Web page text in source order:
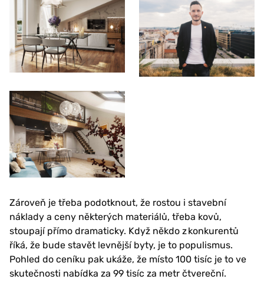
Zároveň je třeba podotknout, že rostou i stavební
náklady a ceny některých materiálů, třeba kovů,
stoupají přímo dramaticky. Když někdo z konkurentů
říká, že bude stavět levnější byty, je to populismus.
Pohled do ceníku pak ukáže, že místo 100 tisíc je to ve
skutečnosti nabídka za 99 tisíc za metr čtvereční.